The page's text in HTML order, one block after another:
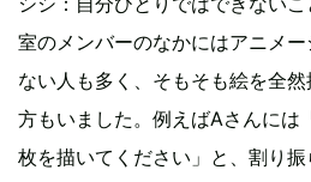
室のメンバーのなかにはアニメ
ない人も多く、そもそも絵を全
方もいました。例えばAさんには
枚を描いてください」と、割り